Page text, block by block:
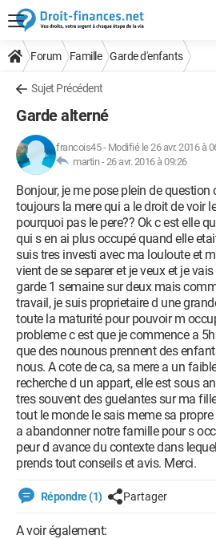
Forum Famille Garde d'enfants
Sujet Précédent
Garde alterné
francois45- Modifié le 26 avr. 2016 à
martin -26 avr. 2016 à 09:26
Bonjour, je me pose plein de
toujours la mere qui a le droit de voir
pourquoi pas le pere?? Ok c est elle
qui s en ai plus occupé quand elle
suis tres investi avec ma louloute et
vient de se separer et je veux et je
garde 1 semaine sur deux mais
travail, je suis proprietaire d une
toute la maturité pour pouvoir m
probleme c est que je commence a
que des nounous prennent des
nous. A cote de ca, sa mere a un
recherche d un appart, elle est sous
tres souvent des guelantes sur ma
tout le monde le sais meme sa
a abandonner notre famille pour s
peur d avance du contexte dans
prends tout conseils et avis. Merci.
Répondre (1) Partager
A voir également: